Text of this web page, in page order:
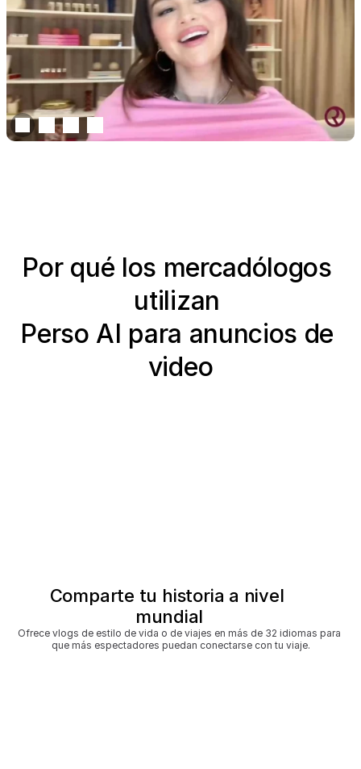
Por qué los mercadólogos
utilizan
Perso AI para anuncios de
video
Comparte tu historia a nivel
mundial
Ofrece vlogs de estilo de vida o de viajes en más de 32 idiomas para
que más espectadores puedan conectarse con tu viaje.